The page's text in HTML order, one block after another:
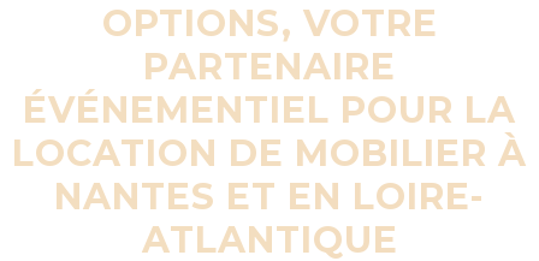
OPTIONS, VOTRE
PARTENAIRE
ÉVÉNEMENTIEL POUR LA
LOCATION DE MOBILIER À
NANTES ET EN LOIRE-
ATLANTIQUE